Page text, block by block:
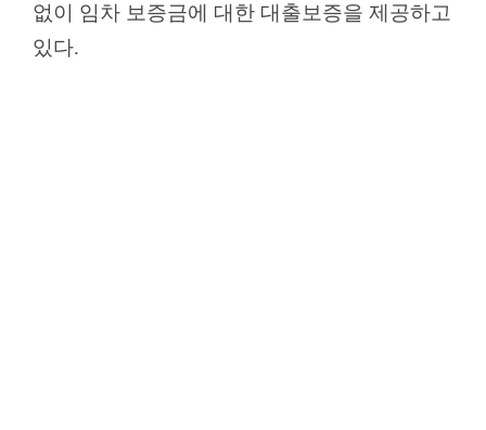
없이 임차 보증금에 대한 대출보증을 제공하고
있다.